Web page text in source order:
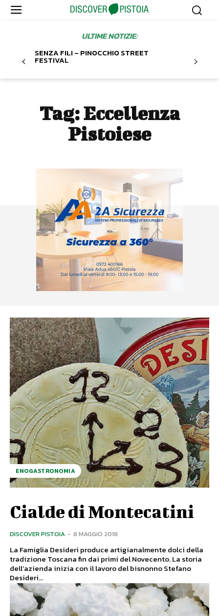
ULTIME NOTIZIE:
SENZA FILI – PINOCCHIO STREET
FESTIVAL
Tag:Eccellenza
Pistoiese
ENOGASTRONOMIA
Cialde di Montecatini
DISCOVER PISTOIA - 8 MAGGIO 2018
La Famiglia Desideri produce artigianalmente dolci della
tradizione Toscana fin dai primi del Novecento. La storia
dell’azienda inizia con il lavoro del bisnonno Stefano
Desideri...